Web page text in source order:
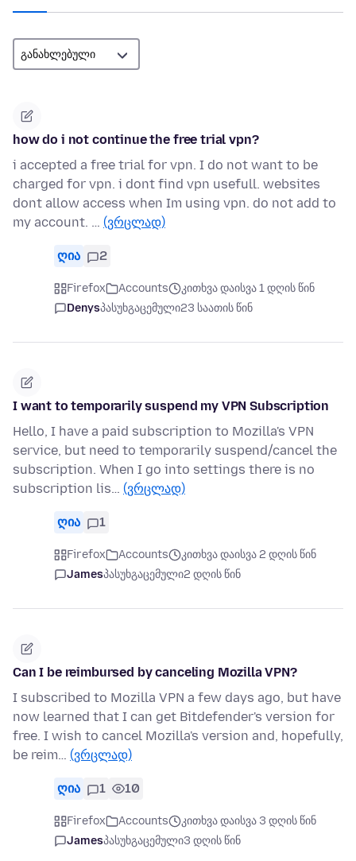
how do i not continue the free trial vpn?
i accepted a free trial for vpn. I do not want to be
charged for vpn. i dont find vpn usefull. websites
dont allow access when Im using vpn. do not add to
my account. … (ვრცლად)
ღია 2
Firefox Accounts
კითხვა დაისვა 1 დღის წინ
Denysპასუხგაცემული23 საათის წინ
I want to temporarily suspend my VPN Subscription
Hello, I have a paid subscription to Mozilla's VPN
service, but need to temporarily suspend/cancel the
subscription. When I go into settings there is no
subscription lis… (ვრცლად)
ღია 1
Firefox Accounts
კითხვა დაისვა 2 დღის წინ
Jamesპასუხგაცემული2 დღის წინ
Can I be reimbursed by canceling Mozilla VPN?
I subscribed to Mozilla VPN a few days ago, but have
now learned that I can get Bitdefender's version for
free. I wish to cancel Mozilla's version and, hopefully,
be reim… (ვრცლად)
ღია 1 10
Firefox Accounts
კითხვა დაისვა 3 დღის წინ
Jamesპასუხგაცემული3 დღის წინ